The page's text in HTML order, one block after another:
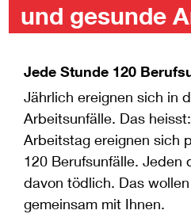
und gesunde
Jede Stunde 120
Jährlich ereignen sich in
Arbeitsunfälle. Das
Arbeitstag ereignen sich
120 Berufsunfälle. Jeden
davon tödlich. Das
gemeinsam mit Ihnen.